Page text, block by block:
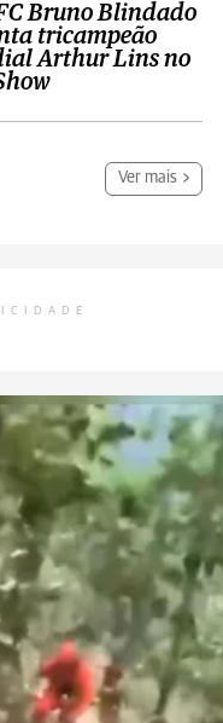
Bruno Blindado
tricampeão
Arthur Lins no
Ver mais